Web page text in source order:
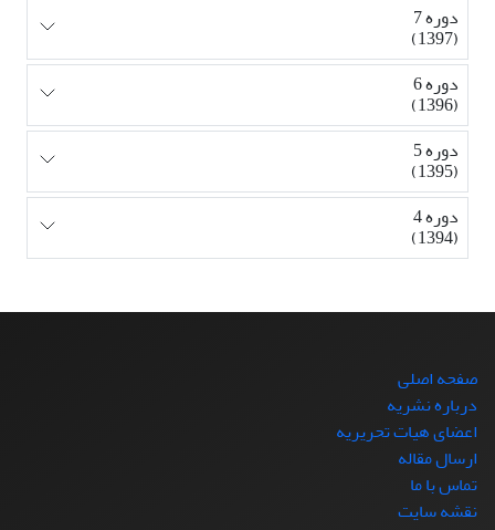
دوره 7
(1397)
دوره 6
(1396)
دوره 5
(1395)
دوره 4
(1394)
صفحه اصلی
درباره نشریه
اعضای هیات تحریریه
ارسال مقاله
تماس با ما
نقشه سایت